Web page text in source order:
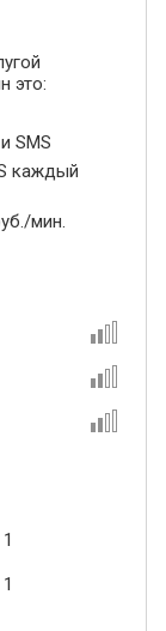
это:
SMS
каждый
мин.
1
1